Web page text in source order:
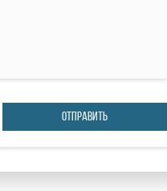
ОТПРАВИТЬ